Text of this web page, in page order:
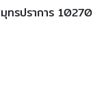
ทรปราการ 10270